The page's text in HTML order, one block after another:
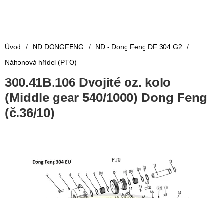
Úvod / ND DONGFENG / ND - Dong Feng DF 304 G2
/
Náhonová hřídel (PTO)
300.41B.106 Dvojité oz. kolo
(Middle gear 540/1000) Dong Feng
(č.36/10)